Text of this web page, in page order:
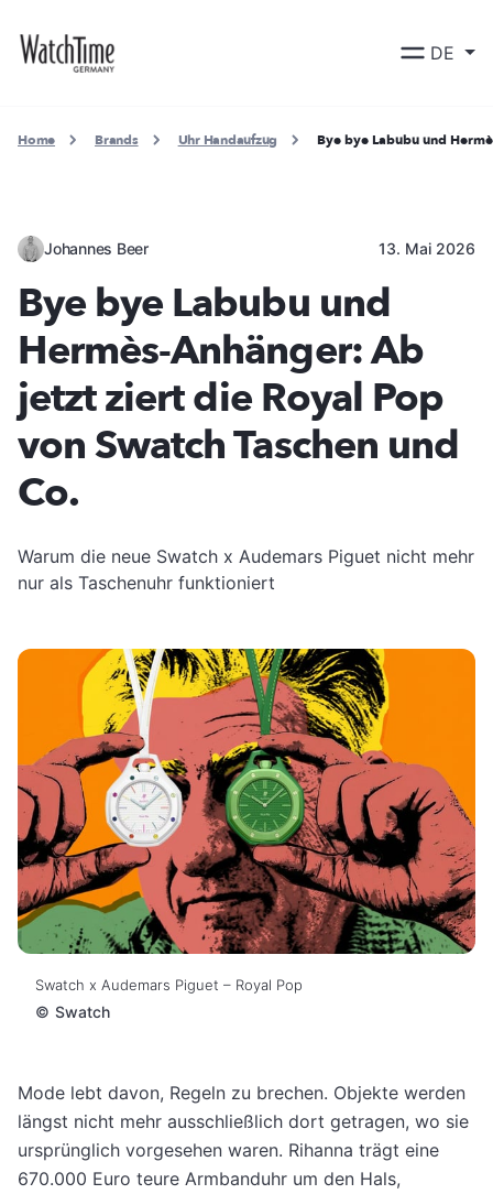
DE
Home Brands Uhr Handaufzug Bye bye Labubu und
Johannes Beer 13. Mai 2026
Bye bye Labubu und
Hermès-Anhänger: Ab
jetzt ziert die Royal Pop
von Swatch Taschen und
Co.
Warum die neue Swatch x Audemars Piguet nicht mehr
nur als Taschenuhr funktioniert
Swatch x Audemars Piguet – Royal Pop
© Swatch
Mode lebt davon, Regeln zu brechen. Objekte werden
längst nicht mehr ausschließlich dort getragen, wo sie
ursprünglich vorgesehen waren. Rihanna trägt eine
670.000 Euro teure Armbanduhr um den Hals,